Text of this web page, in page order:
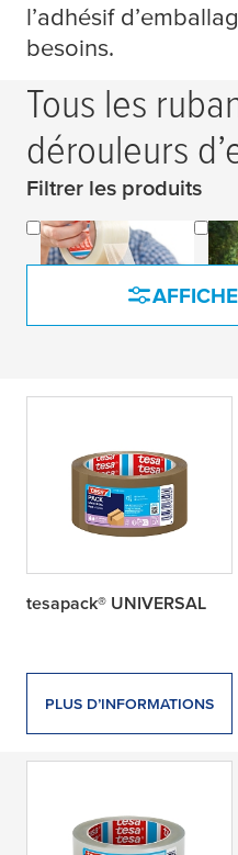
l’adhésif
besoins.
Tous les
dérouleurs
Filtrer les produits
Rubans
d’emballage
tesapack® UNIVERSAL
PLUS D’INFORMATIONS